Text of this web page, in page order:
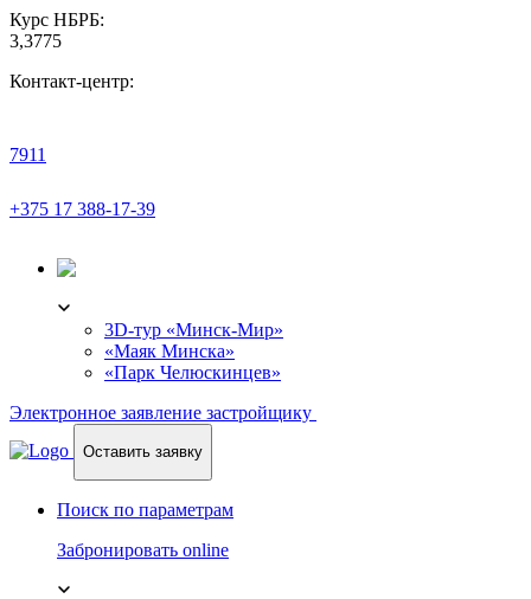
Курс НБРБ:
3,3775
Контакт-центр:
7911
+375 17 388-17-39
3D-тур «Минск-Мир»
«Маяк Минска»
«Парк Челюскинцев»
Электронное заявление застройщику
Оставить заявку
Поиск по параметрам
Забронировать online